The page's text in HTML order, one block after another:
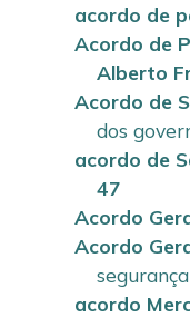
acordo de
Acordo de
Alberto
Acordo de
dos
acordo de
47
Acordo
Acordo
acordo